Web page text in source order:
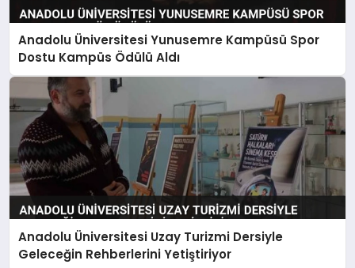
SAĞLIK
TEKNOLOJI
Anadolu Üniversitesi Yunusemre Kampüsü Spor
Dostu Kampüs Ödülü Aldı
Anadolu Üniversitesi Uzay Turizmi Dersiyle
Geleceğin Rehberlerini Yetiştiriyor